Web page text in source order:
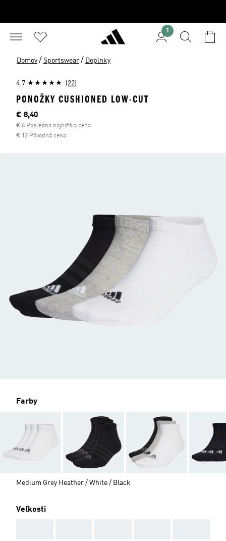
1
Domov / Sportswear / Doplnky
4.7 (22)
PONOŽKY CUSHIONED LOW-CUT
Aktuálna cena
€ 8,40
€ 6 Posledná najnižšia cena
€ 12 Pôvodná cena
Farby
Medium Grey Heather / White / Black
Veľkosti